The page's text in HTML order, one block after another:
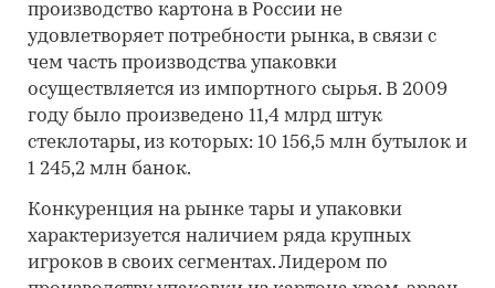
производство картона в России не
удовлетворяет потребности рынка, в связи с
чем часть производства упаковки
осуществляется из импортного сырья. В 2009
году было произведено 11,4 млрд штук
стеклотары, из которых: 10 156,5 млн бутылок и
1 245,2 млн банок.
Конкуренция на рынке тары и упаковки
характеризуется наличием ряда крупных
игроков в своих сегментах. Лидером по